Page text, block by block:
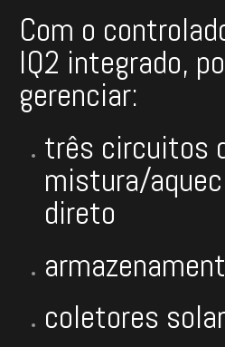
Com o
IQ2 integrado,
gerenciar:
três circuitos
mistura/
direto
coletores